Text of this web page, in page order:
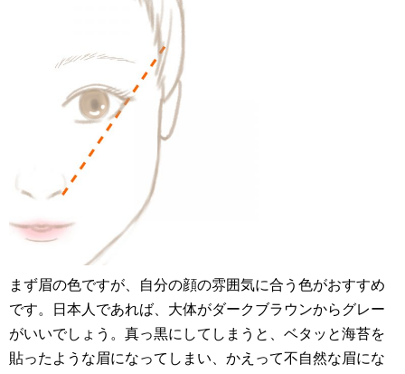
まず眉の色ですが、自分の顔の雰囲気に合う色がおすすめ
です。日本人であれば、大体がダークブラウンからグレー
がいいでしょう。真っ黒にしてしまうと、ベタッと海苔を
貼ったような眉になってしまい、かえって不自然な眉にな